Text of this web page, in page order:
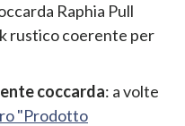
Raphia Pull
rustico coerente per
coccarda: a volte
"Prodotto